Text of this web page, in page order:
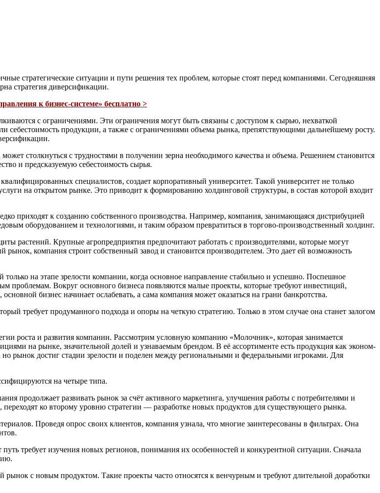
стратегические ситуации и пути решения тех проблем, которые стоят перед компаниями. Сегодняшняя
стратегия диверсификации.
к бизнес-системе» бесплатно >
с ограничениями. Эти ограничения могут быть связаны с доступом к сырью, нехваткой
себестоимость продукции, а также с ограничениями объема рынка, препятствующими дальнейшему росту.
столкнуться с трудностями в получении зерна необходимого качества и объема. Решением становится
и предсказуемую себестоимость сырья.
специалистов, создает корпоративный университет. Такой университет не только
на открытом рынке. Это приводит к формированию холдинговой структуры, в состав которой входит
приходят к созданию собственного производства. Например, компания, занимающаяся дистрибуцией
оборудованием и технологиями, и таким образом превратиться в торгово-производственный холдинг.
растений. Крупные агропредприятия предпочитают работать с производителями, которые могут
компания строит собственный завод и становится производителем. Это дает ей возможность
на этапе зрелости компании, когда основное направление стабильно и успешно. Поспешное
проблемам. Вокруг основного бизнеса появляются малые проекты, которые требуют инвестиций,
бизнес начинает ослабевать, а сама компания может оказаться на грани банкротства.
требует продуманного подхода и опоры на четкую стратегию. Только в этом случае она станет залогом
роста и развития компании. Рассмотрим условную компанию «Молочник», которая занимается
на рынке, значительной долей и узнаваемым брендом. В её ассортименте есть продукция как эконом-
рынок достиг стадии зрелости и поделен между региональными и федеральными игроками. Для
на четыре типа.
продолжает развивать рынок за счёт активного маркетинга, улучшения работы с потребителями и
ко второму уровню стратегии — разработке новых продуктов для существующего рынка.
Проведя опрос своих клиентов, компания узнала, что многие заинтересованы в фильтрах. Она
требует изучения новых регионов, понимания их особенностей и конкурентной ситуации. Сначала
с новым продуктом. Такие проекты часто относятся к венчурным и требуют длительной доработки